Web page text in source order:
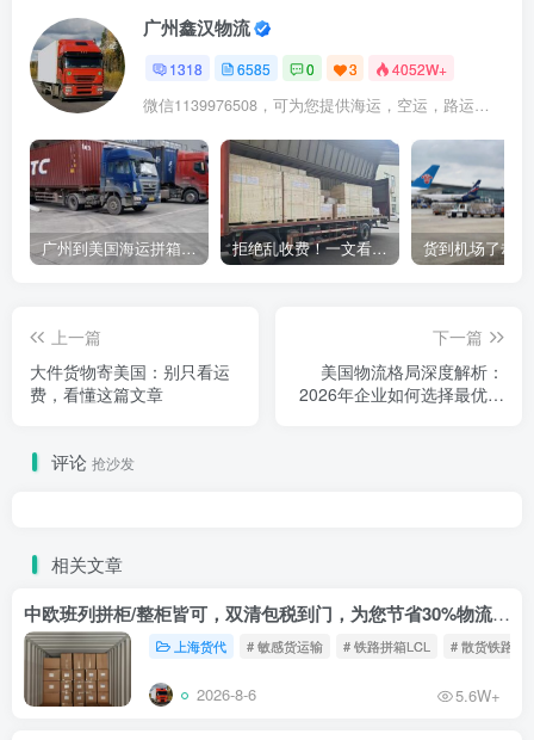
广州鑫汉物流
1318 6585 0 3 4052W+
微信1139976508，可为您提供海运，空运，路运，铁路运输
广州到美国海运拼箱多少钱？2024年最新运费构成+隐藏费用避坑指南 拒绝乱收费！一文看懂中国货代计费套路，教你避开所有隐形坑
上一篇
大件货物寄美国：别只看运
费，看懂这篇文章
下一篇
美国物流格局深度解析：
2026年企业如何选择最优供
评论 抢沙发
相关文章
中欧班列拼柜/整柜皆可，双清包税到门，为您节省30%物流成本！
上海货代 # 敏感货运输 # 铁路拼箱LCL # 散货铁路
2026-8-6 5.6W+